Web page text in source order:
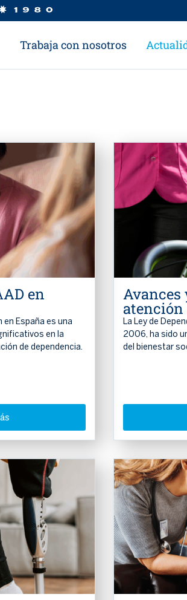
Trabaja con nosotros
en
en España es una
en la
de dependencia.
Avances
atención
La Ley de
2006, ha sido
del bienestar